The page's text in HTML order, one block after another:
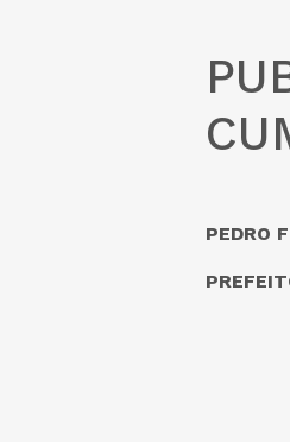
PEDRO